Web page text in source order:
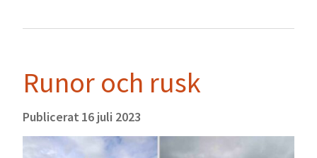
Runor och rusk
Publicerat 16 juli 2023